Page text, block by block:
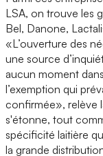
LSA, on trouve les
Bel, Danone,
«L’ouverture des
une source
aucun moment
l’exemption qui
confirmée», relève
s'étonne, tout
spécificité laitière
la grande